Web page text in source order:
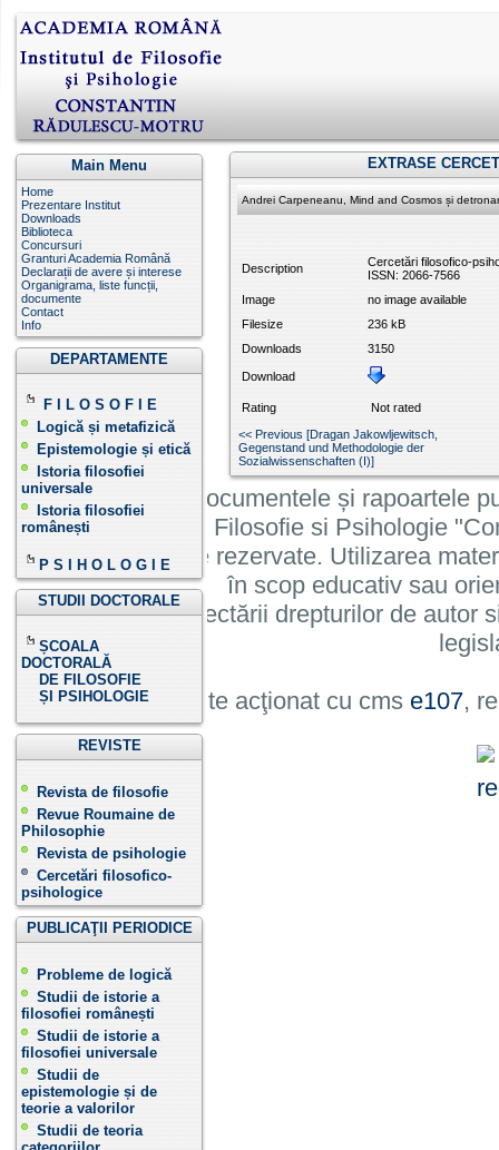
Main Menu
Home
Prezentare Institut
Downloads
Biblioteca
Concursuri
Granturi Academia Română
Declarații de avere și interese
Organigrama, liste funcții,
documente
Contact
Info
DEPARTAMENTE
F I L O S O F I E
Logică și metafizică
Epistemologie și etică
Istoria filosofiei
universale
Istoria filosofiei
românești
P S I H O L O G I E
STUDII DOCTORALE
ȘCOALA
DOCTORALĂ
DE FILOSOFIE
ȘI PSIHOLOGIE
REVISTE
Revista de filosofie
Revue Roumaine de
Philosophie
Revista de psihologie
Cercetări filosofico-
psihologice
PUBLICAŢII PERIODICE
Probleme de logică
Studii de istorie a
filosofiei românești
Studii de istorie a
filosofiei universale
Studii de
epistemologie și de
teorie a valorilor
Studii de teoria
EXTRASE
Andrei Carpeneanu, Mind and Cosmos și
Description
Cercetări filosofico-
ISSN: 2066-7566
Image
no image available
Filesize
236 kB
Downloads
3150
Download
Rating
Not rated
<< Previous [Dragan Jakowljewitsch,
Gegenstand und Methodologie der
Sozialwissenschaften (I)]
Informatiile, documentele și rapoartele
Institutului de Filosofie si Psihologie
cu toate drepturile rezervate. Utilizarea
în scop educativ sau
cu condiția respectării drepturilor de autor
Site acţionat cu cms e107,